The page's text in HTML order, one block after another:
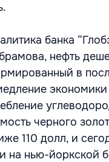
банка
нефть
в
черного
110 долл, и
на нью-йоркской